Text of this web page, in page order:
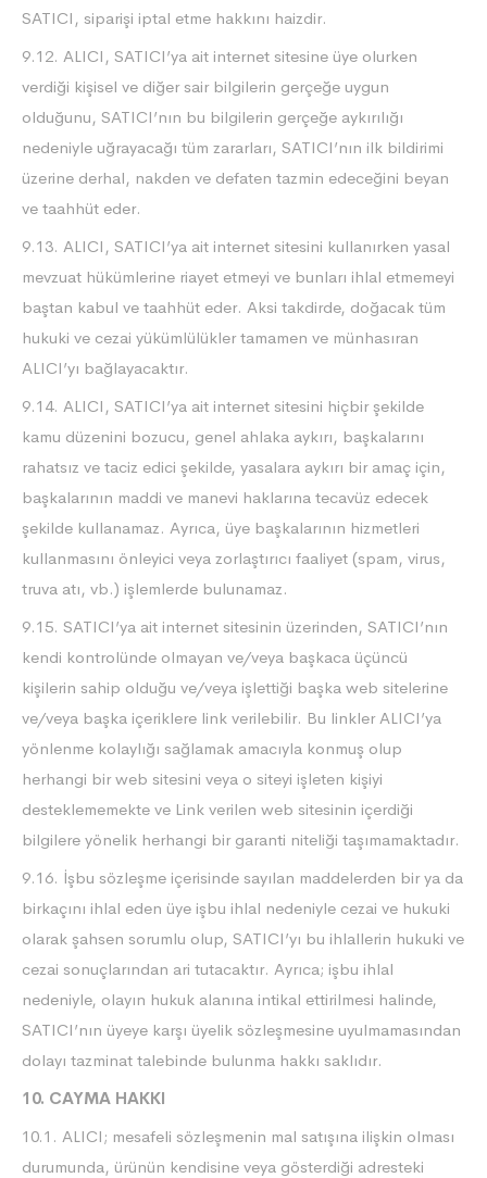
SATICI, siparişi iptal etme hakkını haizdir.
9.12. ALICI, SATICI’ya ait internet sitesine üye olurken
verdiği kişisel ve diğer sair bilgilerin gerçeğe uygun
olduğunu, SATICI’nın bu bilgilerin gerçeğe aykırılığı
nedeniyle uğrayacağı tüm zararları, SATICI’nın ilk bildirimi
üzerine derhal, nakden ve defaten tazmin edeceğini beyan
ve taahhüt eder.
9.13. ALICI, SATICI’ya ait internet sitesini kullanırken yasal
mevzuat hükümlerine riayet etmeyi ve bunları ihlal etmemeyi
baştan kabul ve taahhüt eder. Aksi takdirde, doğacak tüm
hukuki ve cezai yükümlülükler tamamen ve münhasıran
ALICI’yı bağlayacaktır.
9.14. ALICI, SATICI’ya ait internet sitesini hiçbir şekilde
kamu düzenini bozucu, genel ahlaka aykırı, başkalarını
rahatsız ve taciz edici şekilde, yasalara aykırı bir amaç için,
başkalarının maddi ve manevi haklarına tecavüz edecek
şekilde kullanamaz. Ayrıca, üye başkalarının hizmetleri
kullanmasını önleyici veya zorlaştırıcı faaliyet (spam, virus,
truva atı, vb.) işlemlerde bulunamaz.
9.15. SATICI’ya ait internet sitesinin üzerinden, SATICI’nın
kendi kontrolünde olmayan ve/veya başkaca üçüncü
kişilerin sahip olduğu ve/veya işlettiği başka web sitelerine
ve/veya başka içeriklere link verilebilir. Bu linkler ALICI’ya
yönlenme kolaylığı sağlamak amacıyla konmuş olup
herhangi bir web sitesini veya o siteyi işleten kişiyi
desteklememekte ve Link verilen web sitesinin içerdiği
bilgilere yönelik herhangi bir garanti niteliği taşımamaktadır.
9.16. İşbu sözleşme içerisinde sayılan maddelerden bir ya da
birkaçını ihlal eden üye işbu ihlal nedeniyle cezai ve hukuki
olarak şahsen sorumlu olup, SATICI’yı bu ihlallerin hukuki ve
cezai sonuçlarından ari tutacaktır. Ayrıca; işbu ihlal
nedeniyle, olayın hukuk alanına intikal ettirilmesi halinde,
SATICI’nın üyeye karşı üyelik sözleşmesine uyulmamasından
dolayı tazminat talebinde bulunma hakkı saklıdır.
10. CAYMA HAKKI
10.1. ALICI; mesafeli sözleşmenin mal satışına ilişkin olması
durumunda, ürünün kendisine veya gösterdiği adresteki